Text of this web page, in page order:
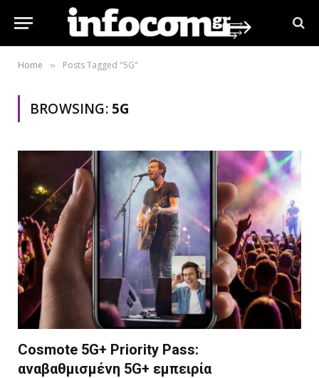
Home » Posts Tagged "5G"
BROWSING: 5G
Cosmote 5G+ Priority Pass:
αναβαθμισμένη 5G+ εμπειρία